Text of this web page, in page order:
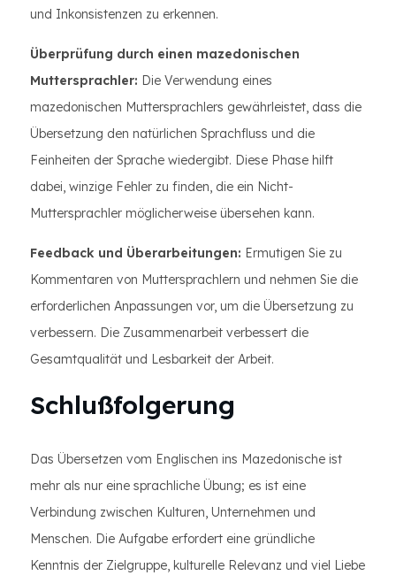
und Inkonsistenzen zu erkennen.
Überprüfung durch einen mazedonischen
Muttersprachler: Die Verwendung eines
mazedonischen Muttersprachlers gewährleistet, dass die
Übersetzung den natürlichen Sprachfluss und die
Feinheiten der Sprache wiedergibt. Diese Phase hilft
dabei, winzige Fehler zu finden, die ein Nicht-
Muttersprachler möglicherweise übersehen kann.
Feedback und Überarbeitungen: Ermutigen Sie zu
Kommentaren von Muttersprachlern und nehmen Sie die
erforderlichen Anpassungen vor, um die Übersetzung zu
verbessern. Die Zusammenarbeit verbessert die
Gesamtqualität und Lesbarkeit der Arbeit.
Schlußfolgerung
Das Übersetzen vom Englischen ins Mazedonische ist
mehr als nur eine sprachliche Übung; es ist eine
Verbindung zwischen Kulturen, Unternehmen und
Menschen. Die Aufgabe erfordert eine gründliche
Kenntnis der Zielgruppe, kulturelle Relevanz und viel Liebe